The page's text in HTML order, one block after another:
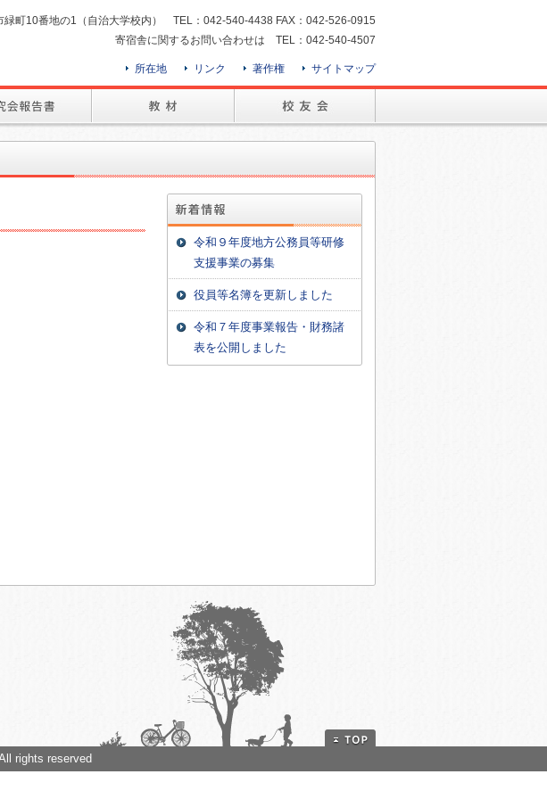
町10番地の1（自治大学校内） TEL：042-540-4438 FAX：042-526-0915
寄宿舎に関するお問い合わせは TEL：042-540-4507
所在地 リンク 著作権 サイトマップ
令和９年度地方公務員等研修
支援事業の募集
役員等名簿を更新しました
令和７年度事業報告・財務諸
表を公開しました
rights reserved